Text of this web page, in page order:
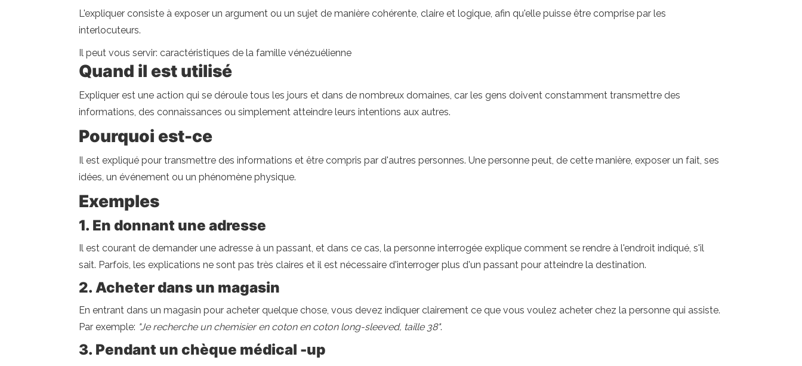
L'expliquer consiste à exposer un argument ou un sujet de manière cohérente, claire et logique, afin qu'elle puisse être comprise par les
interlocuteurs.
Il peut vous servir: caractéristiques de la famille vénézuélienne
Quand il est utilisé
Expliquer est une action qui se déroule tous les jours et dans de nombreux domaines, car les gens doivent constamment transmettre des
informations, des connaissances ou simplement atteindre leurs intentions aux autres.
Pourquoi est-ce
Il est expliqué pour transmettre des informations et être compris par d'autres personnes. Une personne peut, de cette manière, exposer un fait, ses
idées, un événement ou un phénomène physique.
Exemples
1. En donnant une adresse
Il est courant de demander une adresse à un passant, et dans ce cas, la personne interrogée explique comment se rendre à l'endroit indiqué, s'il
sait. Parfois, les explications ne sont pas très claires et il est nécessaire d'interroger plus d'un passant pour atteindre la destination.
2. Acheter dans un magasin
En entrant dans un magasin pour acheter quelque chose, vous devez indiquer clairement ce que vous voulez acheter chez la personne qui assiste.
Par exemple: "Je recherche un chemisier en coton en coton long-sleeved, taille 38".
3. Pendant un chèque médical -up